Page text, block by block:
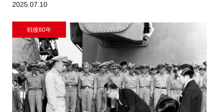
2025.07.10
戦後80年